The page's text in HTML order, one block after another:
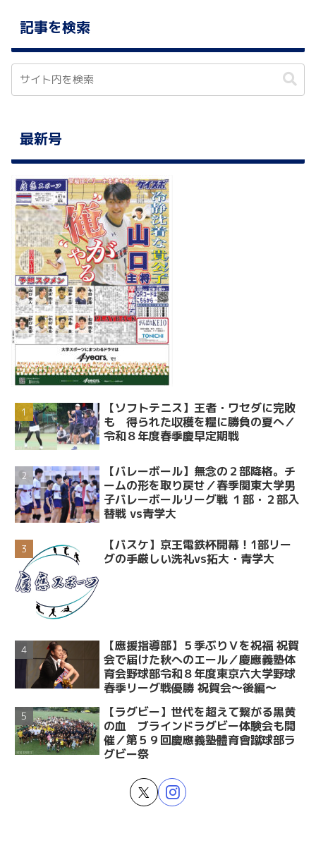
記事を検索
最新号
【ソフトテニス】王者・ワセダに完敗
も 得られた収穫を糧に勝負の夏へ／
令和８年度春季慶早定期戦
【バレーボール】無念の２部降格。チ
ームの形を取り戻せ／春季関東大学男
子バレーボールリーグ戦 １部・２部入
替戦 vs青学大
【バスケ】京王電鉄杯開幕！1部リー
グの手厳しい洗礼vs拓大・青学大
【應援指導部】５季ぶりＶを祝福 祝賀
会で届けた秋へのエール／慶應義塾体
育会野球部令和８年度東京六大学野球
春季リーグ戦優勝 祝賀会～後編～
【ラグビー】世代を超えて繋がる黒黄
の血 ブラインドラグビー体験会も開
催／第５９回慶應義塾體育會蹴球部ラ
グビー祭